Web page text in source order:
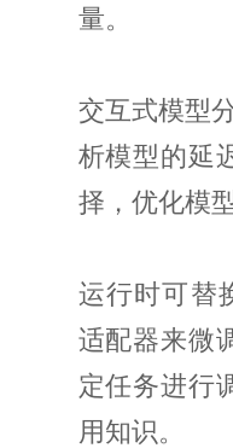
量。
交互式模型
析模型的延
择，优化模
运行时可替
适配器来微
定任务进行
用知识。